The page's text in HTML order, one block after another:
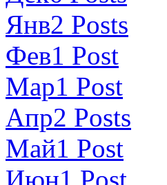
Янв2 Posts
Фев1 Post
Мар1 Post
Апр2 Posts
Май1 Post